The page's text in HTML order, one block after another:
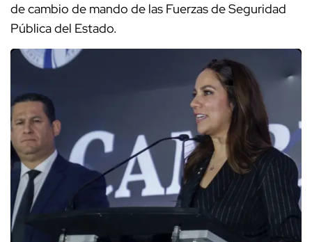
de cambio de mando de las Fuerzas de Seguridad
Pública del Estado.